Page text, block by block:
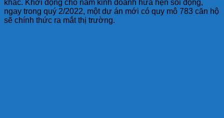
khác. Khởi động cho năm kinh doanh hứa hẹn sôi động,
ngay trong quý 2/2022, một dự án mới có quy mô 783 căn hộ
sẽ chính thức ra mắt thị trường.